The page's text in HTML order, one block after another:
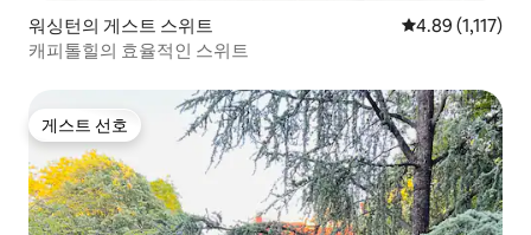
워싱턴의 게스트 스위트 평점 4.89점(5점
4.89 (1,117)
캐피톨힐의 효율적인 스위트
게스트 선호
게스트 선호